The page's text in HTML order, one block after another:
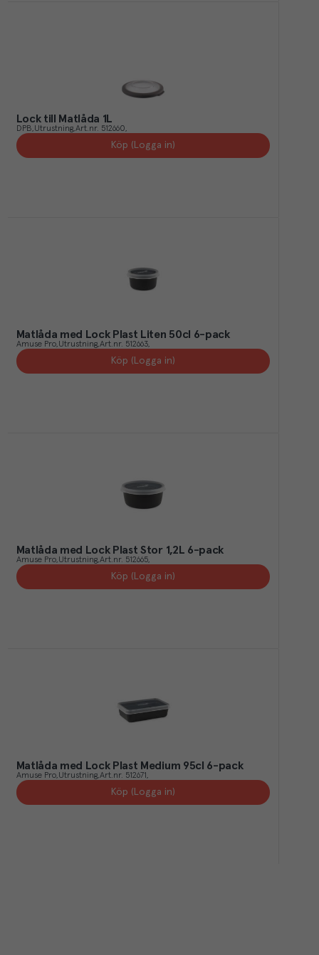
Lock till Matlåda 1L
DPB Utrustning Art.nr. 512660
Köp (Logga in)
Matlåda med Lock Plast Liten 50cl 6-pack
Amuse Pro Utrustning Art.nr. 512663
Köp (Logga in)
Matlåda med Lock Plast Stor 1,2L 6-pack
Amuse Pro Utrustning Art.nr. 512665
Köp (Logga in)
Matlåda med Lock Plast Medium 95cl 6-pack
Amuse Pro Utrustning Art.nr. 512671
Köp (Logga in)